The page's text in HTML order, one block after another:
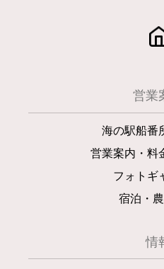
営業
海の駅船番
営業案内・料
フォトギ
宿泊・
情